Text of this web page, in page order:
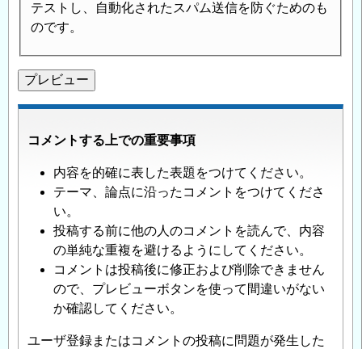
テストし、自動化されたスパム送信を防ぐためのも
のです。
コメントする上での重要事項
内容を的確に表した表題をつけてください。
テーマ、論点に沿ったコメントをつけてくださ
い。
投稿する前に他の人のコメントを読んで、内容
の単純な重複を避けるようにしてください。
コメントは投稿後に修正および削除できません
ので、プレビューボタンを使って間違いがない
か確認してください。
ユーザ登録またはコメントの投稿に問題が発生した